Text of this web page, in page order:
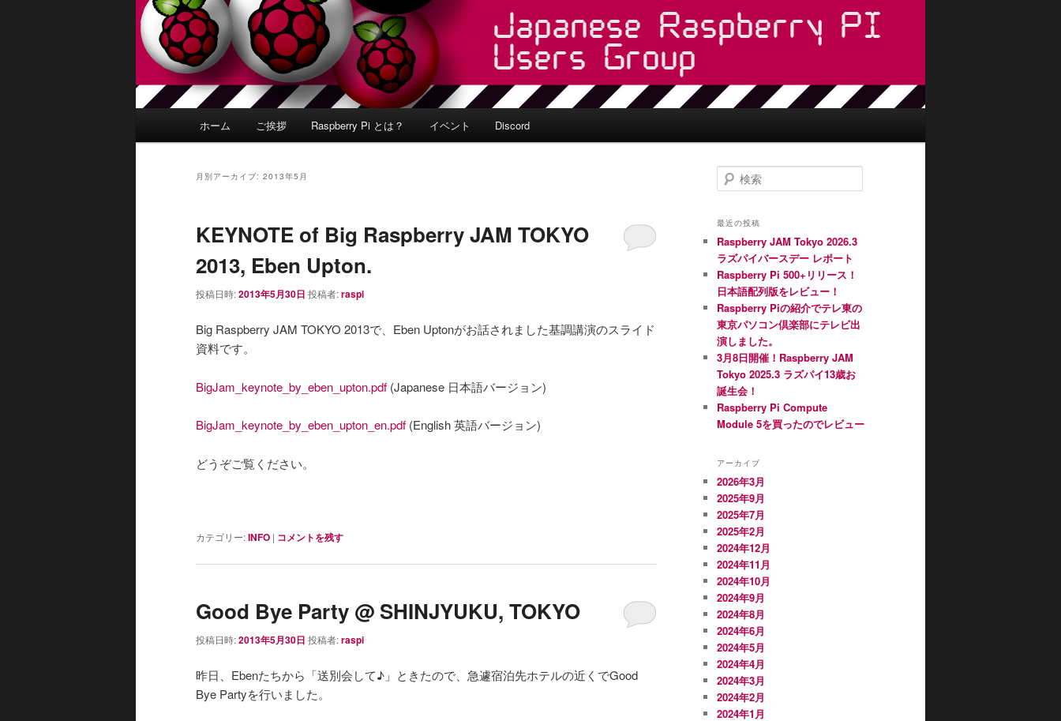
ホーム ご挨拶 Raspberry Pi とは？ イベント Discord
月別アーカイブ: 2013年5月
KEYNOTE of Big Raspberry JAM TOKYO
2013, Eben Upton.
投稿日時:2013年5月30日 投稿者:raspi
Big Raspberry JAM TOKYO 2013で、Eben Uptonがお話されました基調講演のスライド
資料です。
BigJam_keynote_by_eben_upton.pdf (Japanese 日本語バージョン)
BigJam_keynote_by_eben_upton_en.pdf (English 英語バージョン)
どうぞご覧ください。
カテゴリー:INFO | コメントを残す
Good Bye Party @ SHINJYUKU, TOKYO
投稿日時:2013年5月30日 投稿者:raspi
昨日、Ebenたちから「送別会して♪」ときたので、急遽宿泊先ホテルの近くでGood
Bye Partyを行いました。
検
索
最近の投稿
Raspberry JAM Tokyo 2026.3
ラズパイバースデー レポート
Raspberry Pi 500+リリース！
日本語配列版をレビュー！
Raspberry Piの紹介でテレ東の
東京パソコン倶楽部にテレビ出
演しました。
3月8日開催！Raspberry JAM
Tokyo 2025.3 ラズパイ13歳お
誕生会！
Raspberry Pi Compute
Module 5を買ったのでレビュー
アーカイブ
2026年3月
2025年9月
2025年7月
2025年2月
2024年12月
2024年11月
2024年10月
2024年9月
2024年8月
2024年6月
2024年5月
2024年4月
2024年3月
2024年2月
2024年1月